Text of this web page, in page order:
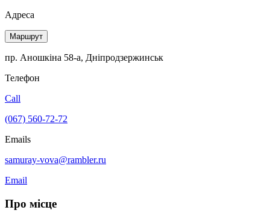
Адреса
Маршрут
пр. Аношкіна 58-а, Дніпродзержинськ
Телефон
Call
(067) 560-72-72
Emails
samuray-vova@rambler.ru
Email
Про місце